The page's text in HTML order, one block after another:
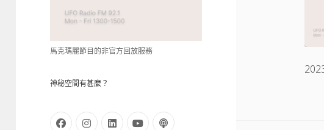
秘
空
間
馬克瑪麗節目的非官方回放服務
神秘空間有甚麼？
facebookinstagram
linkedinyoutubepodcast